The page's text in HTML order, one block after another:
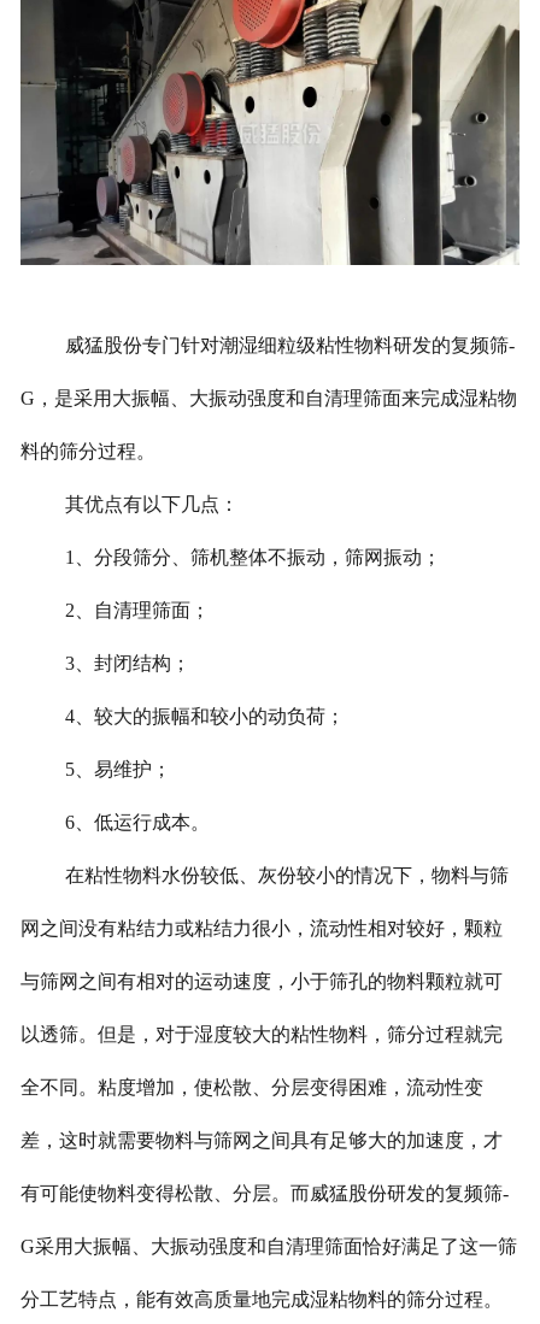
威猛股份专门针对潮湿细粒级粘性物料研发的复频筛-
G，是采用大振幅、大振动强度和自清理筛面来完成湿粘物
料的筛分过程。
其优点有以下几点：
1、分段筛分、筛机整体不振动，筛网振动；
2、自清理筛面；
3、封闭结构；
4、较大的振幅和较小的动负荷；
5、易维护；
6、低运行成本。
在粘性物料水份较低、灰份较小的情况下，物料与筛
网之间没有粘结力或粘结力很小，流动性相对较好，颗粒
与筛网之间有相对的运动速度，小于筛孔的物料颗粒就可
以透筛。但是，对于湿度较大的粘性物料，筛分过程就完
全不同。粘度增加，使松散、分层变得困难，流动性变
差，这时就需要物料与筛网之间具有足够大的加速度，才
有可能使物料变得松散、分层。而威猛股份研发的复频筛-
G采用大振幅、大振动强度和自清理筛面恰好满足了这一筛
分工艺特点，能有效高质量地完成湿粘物料的筛分过程。